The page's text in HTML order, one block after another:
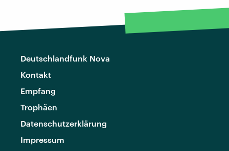
Deutschlandfunk Nova
Kontakt
Empfang
Trophäen
Datenschutzerklärung
Impressum